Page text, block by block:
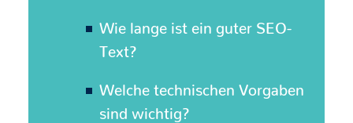
Wie lange ist ein guter SEO-
Text?
Welche technischen Vorgaben
sind wichtig?